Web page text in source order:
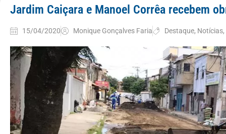
Jardim Caiçara e Manoel Corrêa recebem
15/04/2020 Monique Gonçalves Faria Destaque, Notícias,